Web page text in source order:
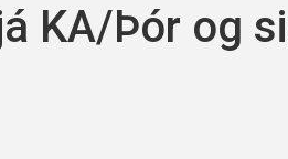
KA/Þór og